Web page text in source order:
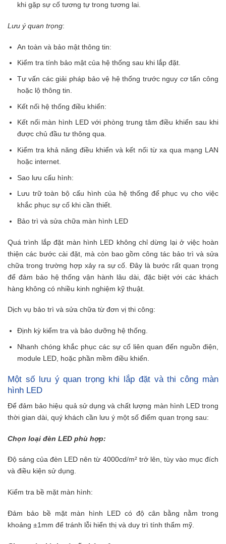
khi gặp sự cố tương tự trong tương lai.
Lưu ý quan trọng:
An toàn và bảo mật thông tin:
Kiểm tra tính bảo mật của hệ thống sau khi lắp đặt.
Tư vấn các giải pháp bảo vệ hệ thống trước nguy cơ tấn công
hoặc lộ thông tin.
Kết nối hệ thống điều khiển:
Kết nối màn hình LED với phòng trung tâm điều khiển sau khi
được chủ đầu tư thông qua.
Kiểm tra khả năng điều khiển và kết nối từ xa qua mạng LAN
hoặc internet.
Sao lưu cấu hình:
Lưu trữ toàn bộ cấu hình của hệ thống để phục vụ cho việc
khắc phục sự cố khi cần thiết.
Bảo trì và sửa chữa màn hình LED
Quá trình lắp đặt màn hình LED không chỉ dừng lại ở việc hoàn
thiện các bước cài đặt, mà còn bao gồm công tác bảo trì và sửa
chữa trong trường hợp xảy ra sự cố. Đây là bước rất quan trọng
để đảm bảo hệ thống vận hành lâu dài, đặc biệt với các khách
hàng không có nhiều kinh nghiệm kỹ thuật.
Dịch vụ bảo trì và sửa chữa từ đơn vị thi công:
Định kỳ kiểm tra và bảo dưỡng hệ thống.
Nhanh chóng khắc phục các sự cố liên quan đến nguồn điện,
module LED, hoặc phần mềm điều khiển.
Một số lưu ý quan trọng khi lắp đặt và thi công màn
hình LED
Để đảm bảo hiệu quả sử dụng và chất lượng màn hình LED trong
thời gian dài, quý khách cần lưu ý một số điểm quan trọng sau:
Chọn loại đèn LED phù hợp:
Độ sáng của đèn LED nên từ 4000cd/m² trở lên, tùy vào mục đích
và điều kiện sử dụng.
Kiểm tra bề mặt màn hình:
Đảm bảo bề mặt màn hình LED có độ cân bằng nằm trong
khoảng ±1mm để tránh lỗi hiển thị và duy trì tính thẩm mỹ.